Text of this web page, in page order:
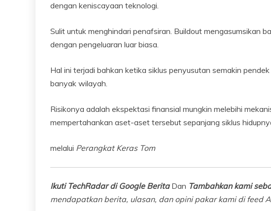
dengan keniscayaan teknologi.
Sulit untuk menghindari penafsiran. Buildout mengasumsikan
dengan pengeluaran luar biasa.
Hal ini terjadi bahkan ketika siklus penyusutan semakin
banyak wilayah.
Risikonya adalah ekspektasi finansial mungkin melebihi
mempertahankan aset-aset tersebut sepanjang siklus
melalui Perangkat Keras Tom
Ikuti TechRadar di Google BeritaDan Tambahkan kami
mendapatkan berita, ulasan, dan opini pakar kami di feed